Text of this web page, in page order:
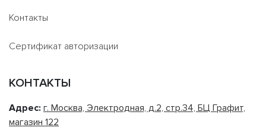
Контакты
Сертификат авторизации
КОНТАКТЫ
Адрес: г. Москва, Электродная, д.2, стр.34, БЦ Графит,
магазин 122